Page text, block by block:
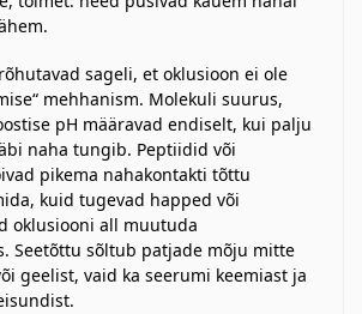
sageli, et oklusioon ei ole
mehhanism. Molekuli suurus,
pH määravad endiselt, kui palju
naha tungib. Peptiidid või
pikema nahakontakti tõttu
kuid tugevad happed või
oklusiooni all muutuda
Seetõttu sõltub patjade mõju mitte
geelist, vaid ka seerumi keemiast ja